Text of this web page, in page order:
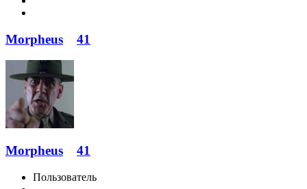
Morpheus 41
Morpheus 41
Пользователь